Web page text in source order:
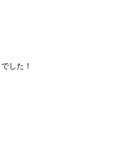
した！